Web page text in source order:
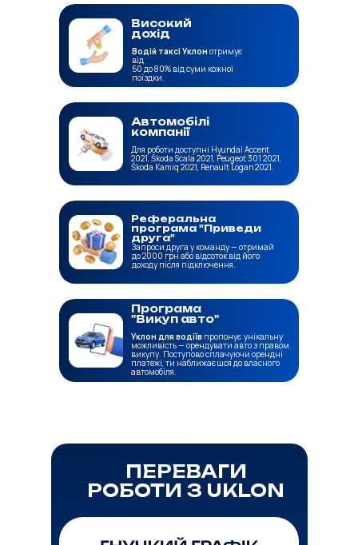
Запроси друга у команду — отримай
до 2000 грн або відсоток від його
доходу після підключення.
Реферальна
програма "Приведи
друга"
Водій таксі Уклон отримує
від
50 до 80% від суми кожної
поїздки.
Високий
дохід
Уклон для водіїв пропонує унікальну
можливість — орендувати авто з правом
викупу. Поступово сплачуючи орендні
платежі, ти наближаєшся до власного
автомобіля.
Програма
"Викуп авто"
Для роботи доступні Hyundai Accent
2021, Škoda Scala 2021, Peugeot 301 2021,
Škoda Kamiq 2021, Renault Logan 2021.
Автомобілі
компанії
ПЕРЕВАГИ
РОБОТИ З UKLON